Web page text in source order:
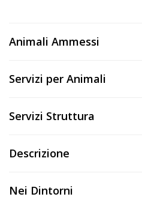
Video
Lavora
con
Inserisci
Animali Ammessi
Servizi per Animali
Servizi Struttura
Descrizione
Nei Dintorni